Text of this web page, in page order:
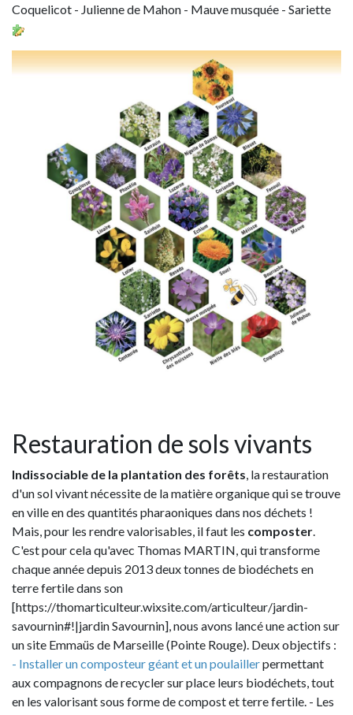
Coquelicot - Julienne de Mahon - Mauve musquée - Sariette
Restauration de sols vivants
Indissociable de la plantation des forêts, la restauration
d'un sol vivant nécessite de la matière organique qui se trouve
en ville en des quantités pharaoniques dans nos déchets !
Mais, pour les rendre valorisables, il faut les composter.
C'est pour cela qu'avec Thomas MARTIN, qui transforme
chaque année depuis 2013 deux tonnes de biodéchets en
terre fertile dans son
[https://thomarticulteur.wixsite.com/articulteur/jardin-
savournin#!|jardin Savournin], nous avons lancé une action sur
un site Emmaüs de Marseille (Pointe Rouge). Deux objectifs :
- Installer un composteur géant et un poulaillerpermettant
aux compagnons de recycler sur place leurs biodéchets, tout
en les valorisant sous forme de compost et terre fertile. - Les